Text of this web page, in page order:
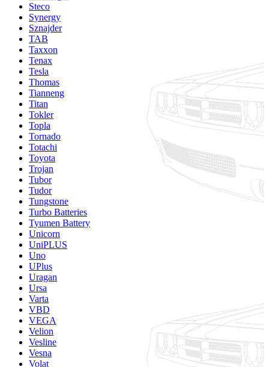
Steco
Synergy
Sznajder
TAB
Taxxon
Tenax
Tesla
Thomas
Tianneng
Titan
Tokler
Topla
Tornado
Totachi
Toyota
Trojan
Tubor
Tudor
Tungstone
Turbo Batteries
Tyumen Battery
Unicorn
UniPLUS
Uno
UPlus
Uragan
Ursa
Varta
VBD
VEGA
Velion
Vesline
Vesna
Volat